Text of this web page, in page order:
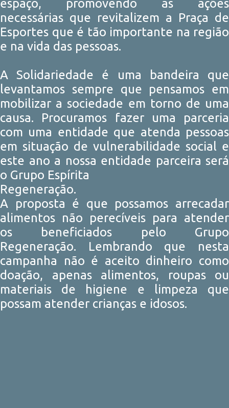
espaço, promovendo as ações
necessárias que revitalizem a Praça de
Esportes que é tão importante na região
e na vida das pessoas.
A Solidariedade é uma bandeira que
levantamos sempre que pensamos em
mobilizar a sociedade em torno de uma
causa. Procuramos fazer uma parceria
com uma entidade que atenda pessoas
em situação de vulnerabilidade social e
este ano a nossa entidade parceira será
o Grupo Espírita
Regeneração.
A proposta é que possamos arrecadar
alimentos não perecíveis para atender
os beneficiados pelo Grupo
Regeneração. Lembrando que nesta
campanha não é aceito dinheiro como
doação, apenas alimentos, roupas ou
materiais de higiene e limpeza que
possam atender crianças e idosos.